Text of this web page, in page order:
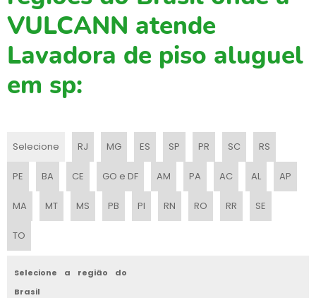
MANUTENÇÃO DE VARREDEIRA
MAQUINA DE LAVAR PISO PROFISSIONAL
MAQUINA DE LIMPAR GALPAO
MAQUINA DE VARRER PISO
MAQUINA DE VARRER PISO INDUSTRIAL
MAQUINA PARA LAVAR PISO
MAQUINA PARA LAVAR PISO ALUGUEL
MAQUINAS VARREDEIRAS
VULCANN atende
Lavadora de piso aluguel
em sp:
Selecione RJ MG ES SP PR SC RS
PE BA CE GO e DF AM PA AC AL AP
MA MT MS PB PI RN RO RR SE
TO
Selecione a região do
Brasil